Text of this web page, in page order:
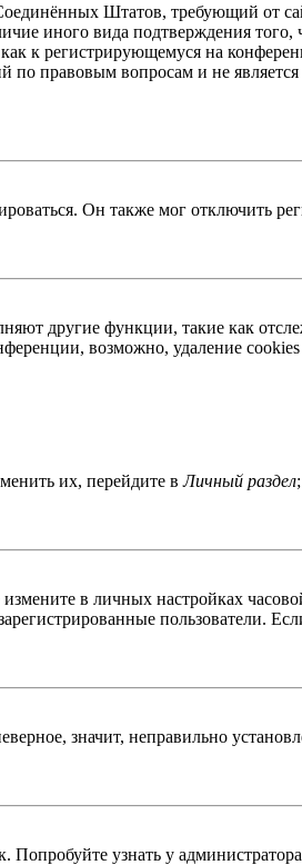
Штатов, требующий от
иного вида подтверждения того,
к регистрирующемуся на
по правовым вопросам и не
Он также мог отключить
другие функции, такие как
возможно, удаление
их, перейдите вЛичный раздел
в личных настройках
пользователи.
значит, неправильно
узнать у